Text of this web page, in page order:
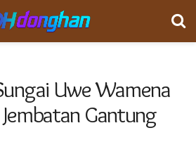
Uwe Wamena
Gantung